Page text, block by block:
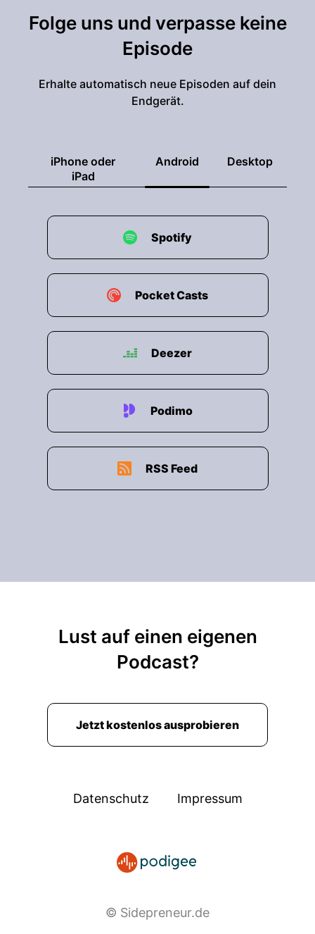
Folge uns und verpasse keine
Episode
Erhalte automatisch neue Episoden auf dein
Endgerät.
iPhone oder
iPad
Android Desktop
Spotify
Pocket Casts
Deezer
Podimo
RSS Feed
Lust auf einen eigenen
Podcast?
Jetzt kostenlos ausprobieren
Datenschutz Impressum
© Sidepreneur.de